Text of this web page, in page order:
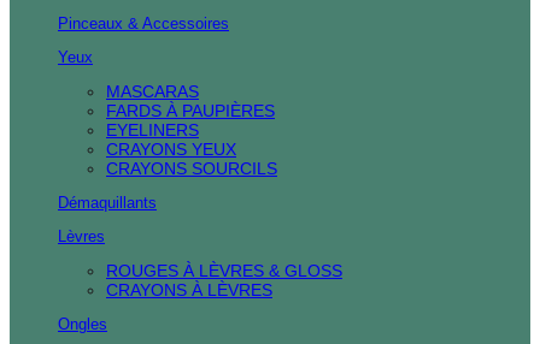
Pinceaux & Accessoires
Yeux
MASCARAS
FARDS À PAUPIÈRES
EYELINERS
CRAYONS YEUX
CRAYONS SOURCILS
Démaquillants
Lèvres
ROUGES À LÈVRES & GLOSS
CRAYONS À LÈVRES
Ongles